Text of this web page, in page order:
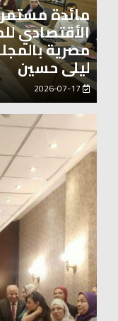
مائدة
الأقتصادي
مصرية
ليلى حسين
2026-07-17